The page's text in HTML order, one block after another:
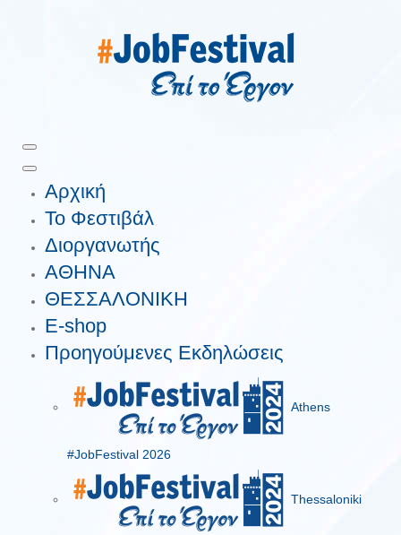
Αρχική
Το Φεστιβάλ
Διοργανωτής
ΑΘΗΝΑ
ΘΕΣΣΑΛΟΝΙΚΗ
E-shop
Προηγούμενες Εκδηλώσεις
Athens
#JobFestival 2026
Thessaloniki